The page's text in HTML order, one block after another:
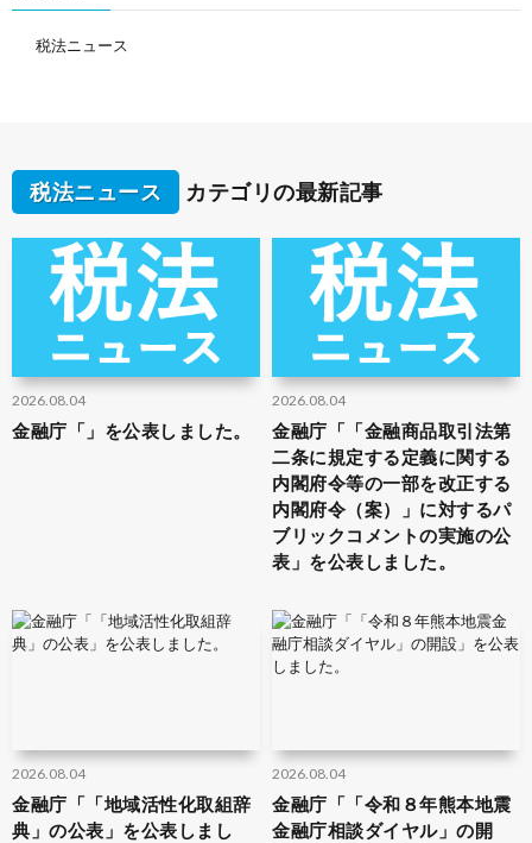
税法ニュース
税法ニュース カテゴリの最新記事
2026.08.04
金融庁「」を公表しました。
2026.08.04
金融庁「「金融商品取引法第
二条に規定する定義に関する
内閣府令等の一部を改正する
内閣府令（案）」に対するパ
ブリックコメントの実施の公
表」を公表しました。
2026.08.04
金融庁「「地域活性化取組辞
典」の公表」を公表しまし
2026.08.04
金融庁「「令和８年熊本地震
金融庁相談ダイヤル」の開